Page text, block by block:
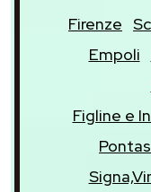
Firenze
Empoli
Figline e